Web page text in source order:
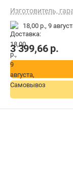
защиты IP20,
Изготовитель,
18,00 р., 9
3 399,66р.